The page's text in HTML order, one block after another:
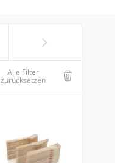
Alle Filter
zurücksetzen